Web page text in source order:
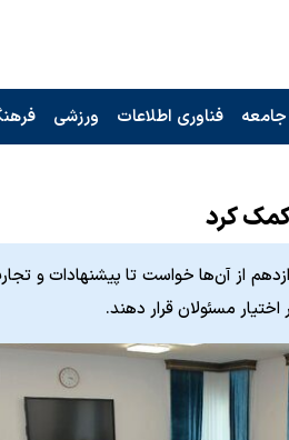
جامعه فناوری اطلاعات ورزشی
کرد
از آن‌ها خواست تا پیشنهادات و
مسئولان قرار دهند.